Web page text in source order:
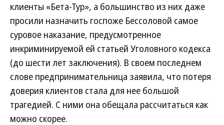
клиенты «Бета-Тур», а большинство из них даже
просили назначить госпоже Бессоловой самое
суровое наказание, предусмотренное
инкриминируемой ей статьей Уголовного кодекса
(до шести лет заключения). В своем последнем
слове предпринимательница заявила, что потеря
доверия клиентов стала для нее большой
трагедией. С ними она обещала рассчитаться как
можно скорее.